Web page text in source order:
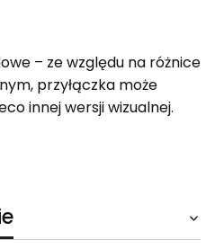
– ze względu na różnice
przyłączka może
innej wersji wizualnej.